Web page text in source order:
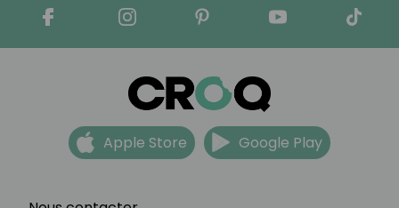
Apple Store Google Play